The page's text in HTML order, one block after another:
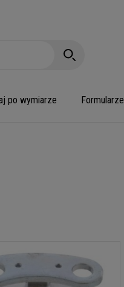
po wymiarze Formularze